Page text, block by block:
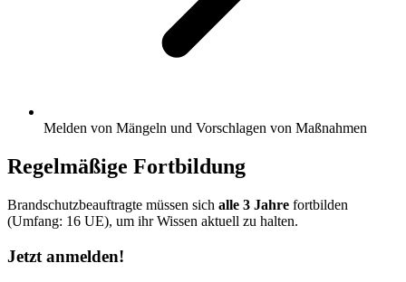
Melden von Mängeln und Vorschlagen von Maßnahmen
Regelmäßige Fortbildung
Brandschutzbeauftragte müssen sich alle 3 Jahre fortbilden
(Umfang: 16 UE), um ihr Wissen aktuell zu halten.
Jetzt anmelden!